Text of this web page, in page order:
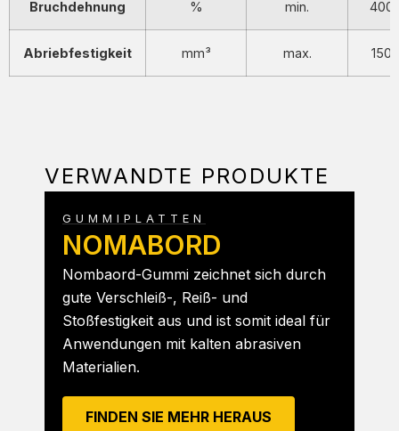
Bruchdehnung % min. 400
Abriebfestigkeit mm³ max. 150
VERWANDTE PRODUKTE
GUMMIPLATTEN
NOMABORD
Nombaord-Gummi zeichnet sich durch
gute Verschleiß-, Reiß- und
Stoßfestigkeit aus und ist somit ideal für
Anwendungen mit kalten abrasiven
Materialien.
FINDEN SIE MEHR HERAUS